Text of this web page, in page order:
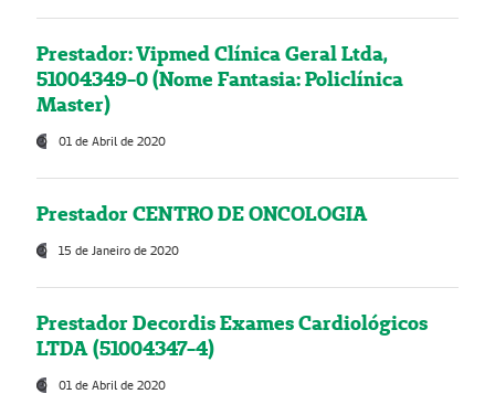
Prestador: Vipmed Clínica Geral Ltda,
51004349-0 (Nome Fantasia: Policlínica
Master)
01 de Abril de 2020
Prestador CENTRO DE ONCOLOGIA
15 de Janeiro de 2020
Prestador Decordis Exames Cardiológicos
LTDA (51004347-4)
01 de Abril de 2020